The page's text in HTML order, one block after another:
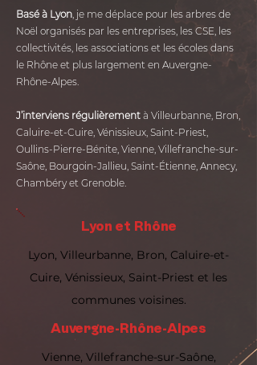
Basé à Lyon, je me déplace pour les arbres de
Noël organisés par les entreprises, les CSE, les
collectivités, les associations et les écoles dans
le Rhône et plus largement en Auvergne-
Rhône-Alpes.
J’interviens régulièrement à Villeurbanne, Bron,
Caluire-et-Cuire, Vénissieux, Saint-Priest,
Oullins-Pierre-Bénite, Vienne, Villefranche-sur-
Saône, Bourgoin-Jallieu, Saint-Étienne, Annecy,
Chambéry et Grenoble.
Lyon et Rhône
Lyon, Villeurbanne, Bron, Caluire-et-
Cuire, Vénissieux, Saint-Priest et les
communes voisines.
Auvergne-Rhône-Alpes
Vienne, Villefranche-sur-Saône,